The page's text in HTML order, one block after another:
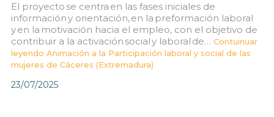
El proyecto se centra en las fases iniciales de
información y orientación, en la preformación laboral
y en la motivación hacia el empleo, con el objetivo de
contribuir a la activación social y laboral de… Contuinuar
leyendo Animación a la Participación laboral y social de las
mujeres de Cáceres (Extremadura)
23/07/2025